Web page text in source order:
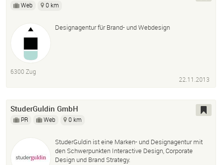
Web 0 km
Designagentur für Brand- und Webdesign
6300 Zug
22.11.2013
StuderGuldin GmbH
PR Web 0 km
StuderGuldin ist eine Marken- und Designagentur mit
den Schwerpunkten Interactive Design, Corporate
Design und Brand Strategy.